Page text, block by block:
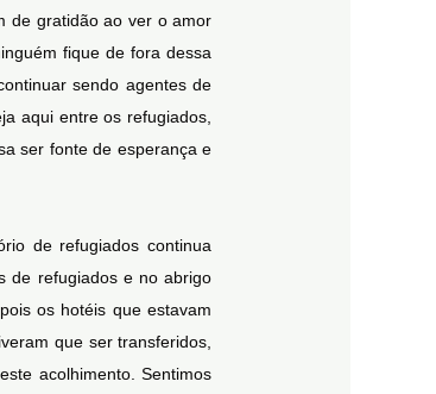
de gratidão ao ver o amor
fique de fora dessa
sendo agentes de
aqui entre os refugiados,
ser fonte de esperança e
de refugiados continua
de refugiados e no abrigo
os hotéis que estavam
que ser transferidos,
acolhimento. Sentimos